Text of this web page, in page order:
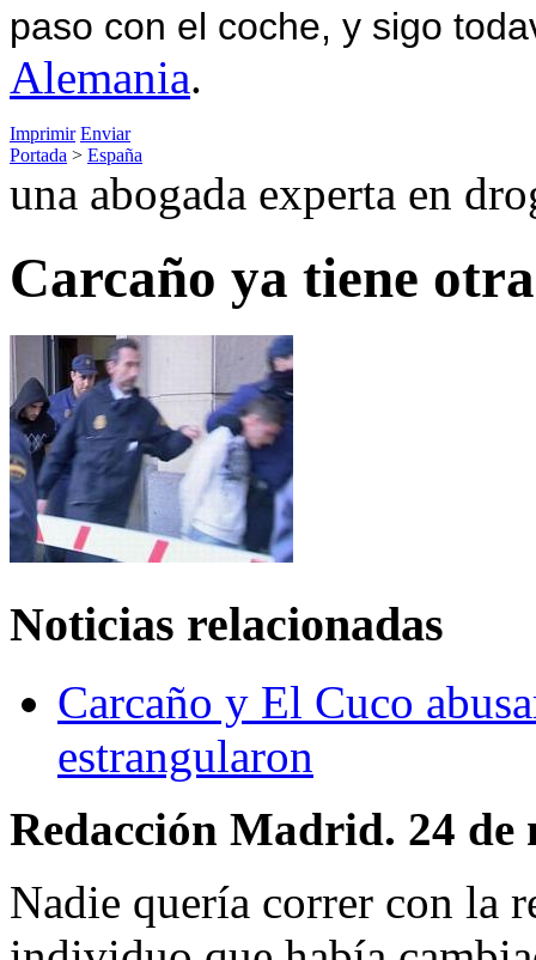
paso con el coche, y sigo
Alemania.
Imprimir Enviar
Portada > España
una abogada experta en
Carcaño ya tiene
Noticias relacionadas
Carcaño y El Cuco
estrangularon
Redacción Madrid. 24 de
Nadie quería correr con la